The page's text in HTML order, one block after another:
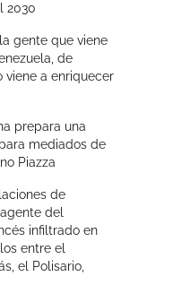
2030
gente que viene
de
viene a enriquecer
prepara una
mediados de
Piazza
de
del
infiltrado en
entre el
el Polisario,